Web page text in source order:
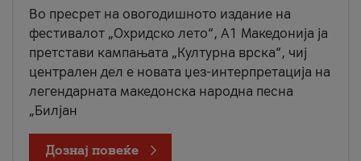
Во пресрет на овогодишното издание на
фестивалот „Охридско лето“, А1 Македонија ја
претстави кампањата „Културна врска“, чиј
централен дел е новата џез-интерпретација на
легендарната македонска народна песна
„Билјан
Дознај повеќе